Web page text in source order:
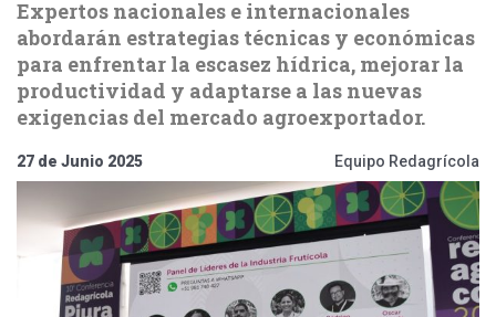
Expertos nacionales e internacionales
abordarán estrategias técnicas y económicas
para enfrentar la escasez hídrica, mejorar la
productividad y adaptarse a las nuevas
exigencias del mercado agroexportador.
27 de Junio 2025 Equipo Redagrícola